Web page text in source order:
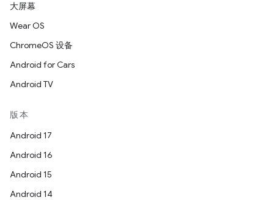
大屏幕
Wear OS
ChromeOS 设备
Android for Cars
Android TV
版本
Android 17
Android 16
Android 15
Android 14